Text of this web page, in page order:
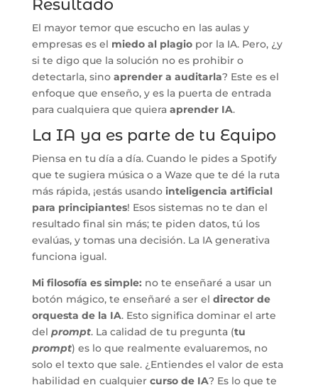
Resultado
El mayor temor que escucho en las aulas y
empresas es el miedo al plagiopor la IA. Pero, ¿y
si te digo que la solución no es prohibir o
detectarla, sino aprender a auditarla? Este es el
enfoque que enseño, y es la puerta de entrada
para cualquiera que quiera aprender IA.
La IA ya es parte de tu Equipo
Piensa en tu día a día. Cuando le pides a Spotify
que te sugiera música o a Waze que te dé la ruta
más rápida, ¡estás usando inteligencia artificial
para principiantes! Esos sistemas no te dan el
resultado final sin más; te piden datos, tú los
evalúas, y tomas una decisión. La IA generativa
funciona igual.
Mi filosofía es simple: no te enseñaré a usar un
botón mágico, te enseñaré a ser el director de
orquesta de la IA. Esto significa dominar el arte
del prompt. La calidad de tu pregunta (tu
prompt) es lo que realmente evaluaremos, no
solo el texto que sale. ¿Entiendes el valor de esta
habilidad en cualquier curso de IA? Es lo que te